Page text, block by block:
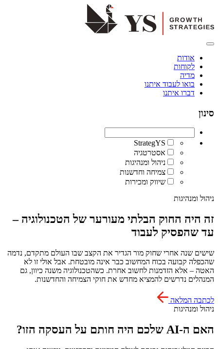
אודות
לקוחות
מדיה
בואו לעבוד איתנו
דברו איתנו
סינון
StrategYS
אסטרטגיה
ניהול ומנהיגות
צמיחה וחדשנות
שיווק ומכירות
ניהול ומנהיגות
זה היה החוק הבלתי מעורער של הטכנולוגיה –
עד שהפסיק לעבוד
שישים שנה אחרי שחוק מור הגדיר את הקצב שבו העולם מתקדם, נדמה
שהכפלה קבועה בכוח המחשוב כבר אינה מובטחת. אבל אולי זו לא
האטה – אלא הזדמנות לחשוב אחרת. כשהטכנולוגיה משנה כיוון, גם
המנהלים נדרשים להמציא מחדש את חוקי הצמיחה והחדשנות.
לכתבה המלאה
ניהול ומנהיגות
האם ה-AI שלכם היה חותם על העסקה הזו?